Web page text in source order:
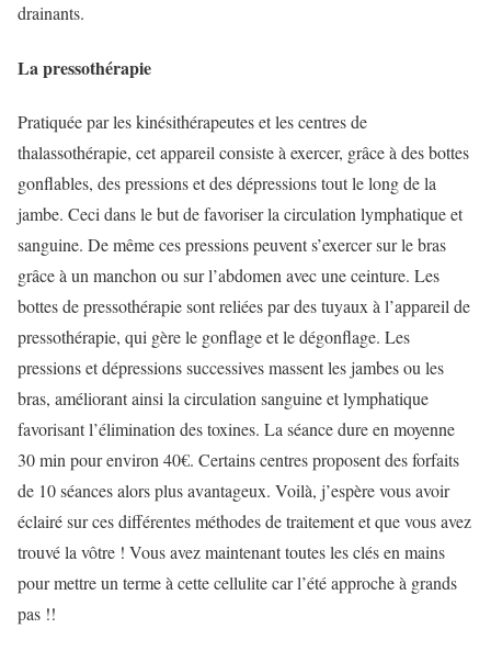
drainants.
La pressothérapie
Pratiquée par les kinésithérapeutes et les centres de
thalassothérapie, cet appareil consiste à exercer, grâce à des bottes
gonflables, des pressions et des dépressions tout le long de la
jambe. Ceci dans le but de favoriser la circulation lymphatique et
sanguine. De même ces pressions peuvent s’exercer sur le bras
grâce à un manchon ou sur l’abdomen avec une ceinture. Les
bottes de pressothérapie sont reliées par des tuyaux à l’appareil de
pressothérapie, qui gère le gonflage et le dégonflage. Les
pressions et dépressions successives massent les jambes ou les
bras, améliorant ainsi la circulation sanguine et lymphatique
favorisant l’élimination des toxines. La séance dure en moyenne
30 min pour environ 40€. Certains centres proposent des forfaits
de 10 séances alors plus avantageux. Voilà, j’espère vous avoir
éclairé sur ces différentes méthodes de traitement et que vous avez
trouvé la vôtre ! Vous avez maintenant toutes les clés en mains
pour mettre un terme à cette cellulite car l’été approche à grands
pas !!